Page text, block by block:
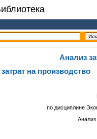
Анализ
на производство
по дисциплине
Анализ